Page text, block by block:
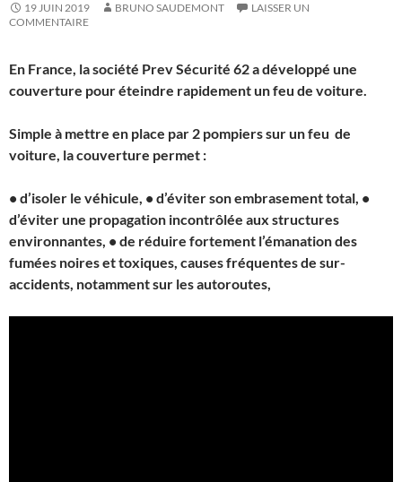
19 JUIN 2019 BRUNO SAUDEMONT
LAISSER UN
COMMENTAIRE
En France, la société Prev Sécurité 62 a développé une
couverture pour éteindre rapidement un feu de voiture.
Simple à mettre en place par 2 pompiers sur un feu de
voiture, la couverture permet :
• d’isoler le véhicule, • d’éviter son embrasement total, •
d’éviter une propagation incontrôlée aux structures
environnantes, • de réduire fortement l’émanation des
fumées noires et toxiques, causes fréquentes de sur-
accidents, notamment sur les autoroutes,